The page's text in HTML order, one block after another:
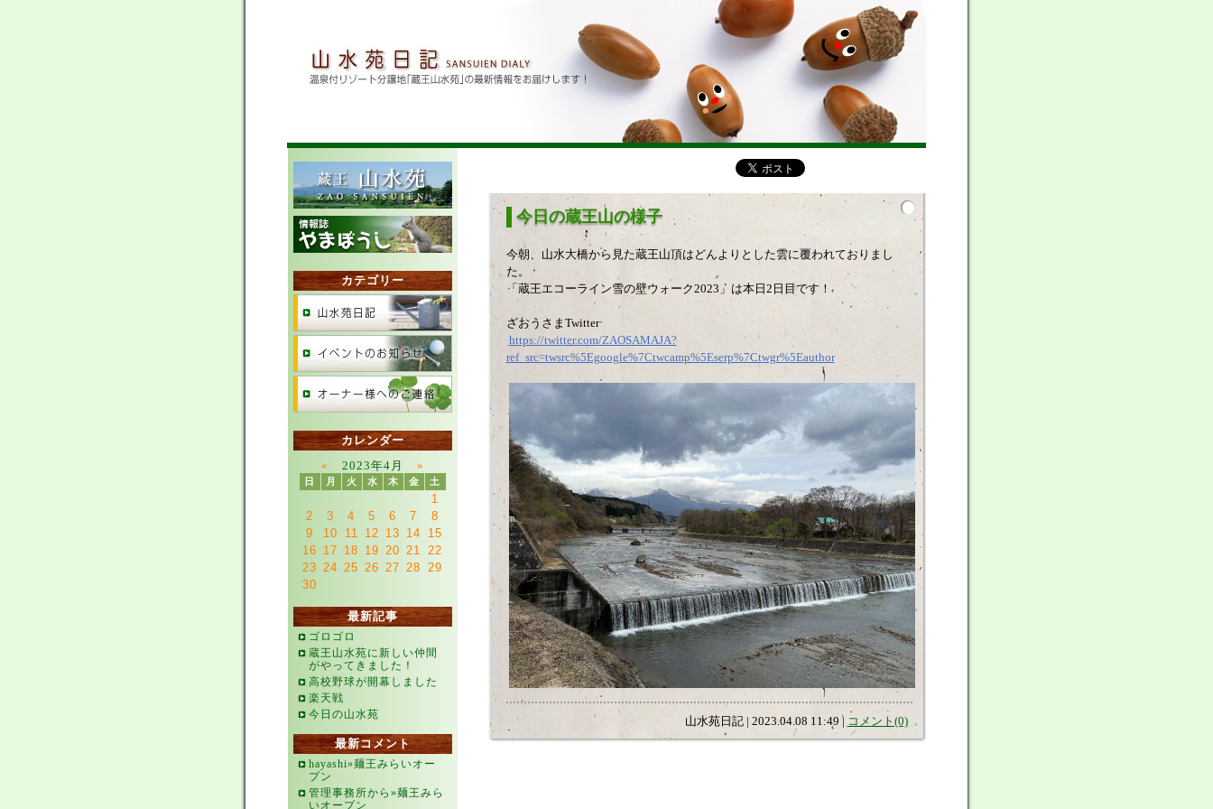
今日の蔵王山の様子
今朝、山水大橋から見た蔵王山頂はどんよりとした雲に覆われておりまし
た。
「蔵王エコーライン雪の壁ウォーク2023」は本日2日目です！
ざおうさまTwitter
https://twitter.com/ZAOSAMAJA?
ref_src=twsrc%5Egoogle%7Ctwcamp%5Eserp%7Ctwgr%5Eauthor
山水苑日記 | 2023.04.08 11:49 | コメント(0)
カテゴリー
カレンダー
«
2023年4月 »
日 月 火 水 木 金 土
1
2
3 4 5 6 7
8
9
10 11 12 13 14
15
16 17 18 19 20 21 22
23 24 25 26 27 28 29
30
最新記事
ゴロゴロ
蔵王山水苑に新しい仲間
がやってきました！
高校野球が開幕しました
楽天戦
今日の山水苑
最新コメント
hayashi»麺王みらいオー
プン
管理事務所から»麺王みら
いオープン